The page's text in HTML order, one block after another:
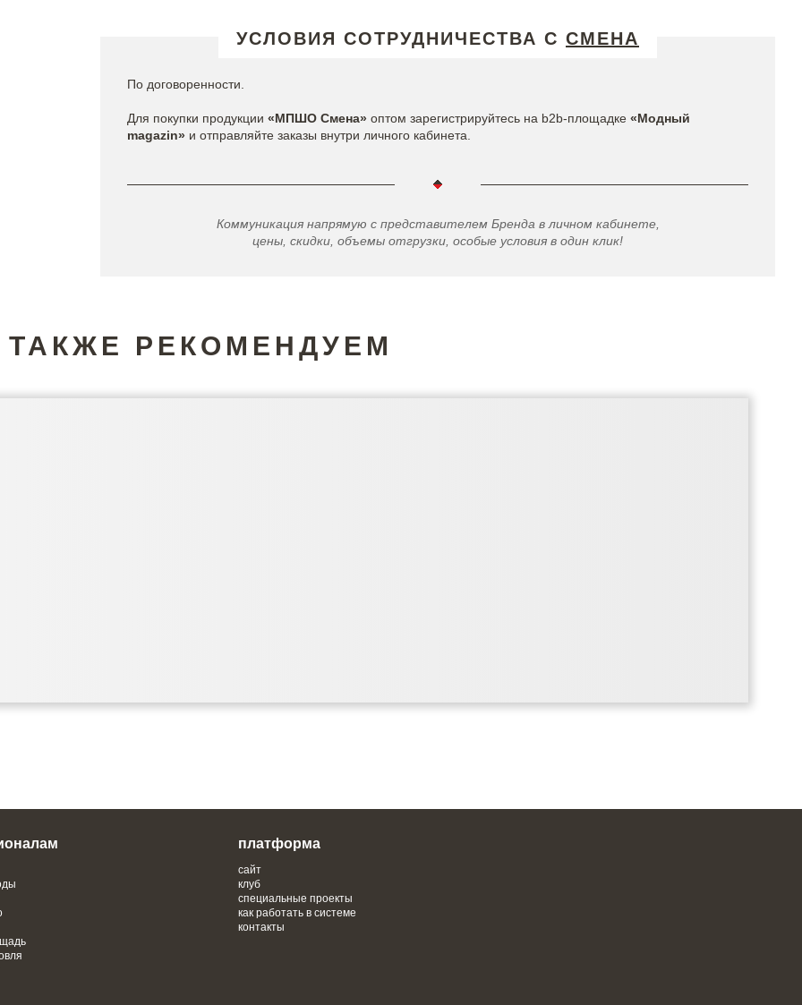
УСЛОВИЯ СОТРУДНИЧЕСТВА С СМЕНА
По договоренности.
Для покупки продукции «МПШО Смена» ​оптом зарегистрируйтесь на b2b-площадке «Модный
magazin» и отправляйте заказы внутри личного кабинета.
Коммуникация напрямую с представителем Бренда в личном кабинете,
цены, скидки, объемы отгрузки, особые условия в один клик!
ТАКЖЕ РЕКОМЕНДУЕМ
платформа
сайт
клуб
специальные проекты
как работать в системе
контакты